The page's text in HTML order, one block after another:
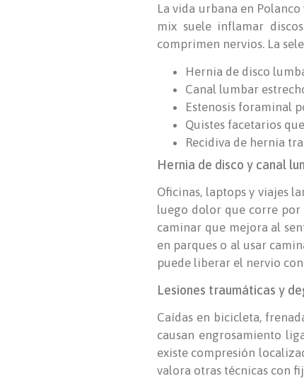
La vida urbana en
mix suele inflamar
comprimen nervios. La
Hernia de disco
Canal lumbar
Estenosis foraminal
Quistes facetarios
Recidiva de hernia
Hernia de disco y canal
Oficinas, laptops y viajes
luego dolor que corre
caminar que mejora al
en parques o al usar
puede liberar el nervio
Lesiones traumáticas y
Caídas en bicicleta,
causan engrosamiento
existe compresión
valora otras técnicas con